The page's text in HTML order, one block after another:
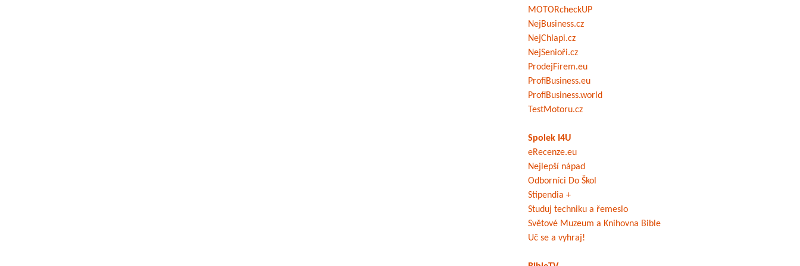
MOTORcheckUP
NejBusiness.cz
NejChlapi.cz
NejSenioři.cz
ProdejFirem.eu
ProfiBusiness.eu
ProfiBusiness.world
TestMotoru.cz
Spolek I4U
eRecenze.eu
Nejlepší nápad
Odborníci Do Škol
Stipendia +
Studuj techniku a řemeslo
Světové Muzeum a Knihovna Bible
Uč se a vyhraj!